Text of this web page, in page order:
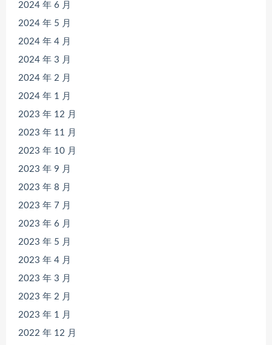
2024 年 6 月
2024 年 5 月
2024 年 4 月
2024 年 3 月
2024 年 2 月
2024 年 1 月
2023 年 12 月
2023 年 11 月
2023 年 10 月
2023 年 9 月
2023 年 8 月
2023 年 7 月
2023 年 6 月
2023 年 5 月
2023 年 4 月
2023 年 3 月
2023 年 2 月
2023 年 1 月
2022 年 12 月